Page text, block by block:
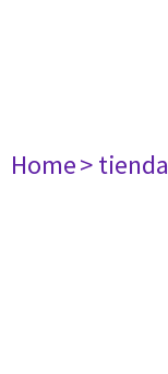
Home> tienda